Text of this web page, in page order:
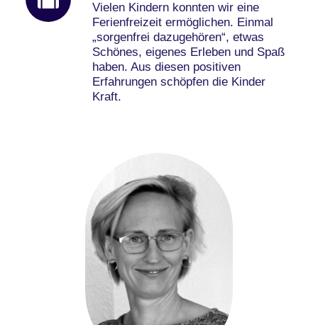
Vielen Kindern konnten wir eine
Ferienfreizeit ermöglichen. Einmal
„sorgenfrei dazugehören“, etwas
Schönes, eigenes Erleben und Spaß
haben. Aus diesen positiven
Erfahrungen schöpfen die Kinder
Kraft.